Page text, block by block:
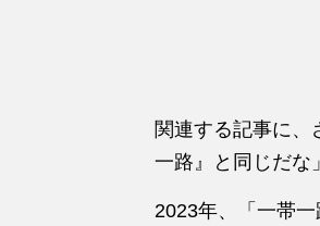
関連する記事に、
一路』と同じだな
2023年、「一帯